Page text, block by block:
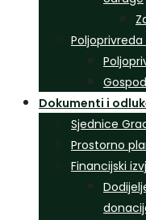
Dokumenti i
Sjednice
Prostorno
Financijski